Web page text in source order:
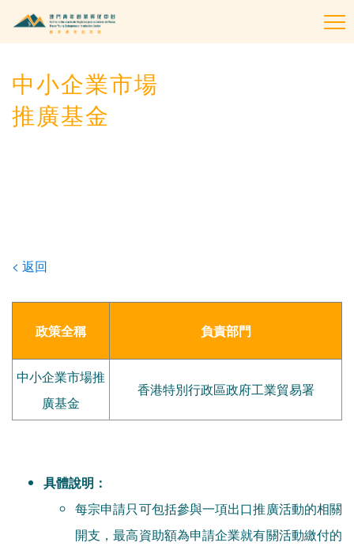
中小企業市場
推廣基金
< 返回
政策全稱 負責部門
中小企業市場推
廣基金
香港特別行政區政府工業貿易署
具體說明：
每宗申請只可包括參與一項出口推廣活動的相關
開支，最高資助額為申請企業就有關活動繳付的